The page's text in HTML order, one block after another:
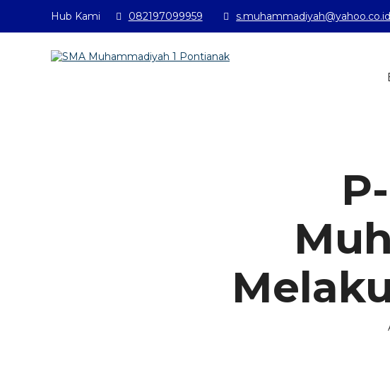
Hub Kami 082197099959 s.muhammadiyah@yahoo.co.id
Muhammadiyah 1 Pontianak telah membuka Penerimaan Murid Baru Tahun